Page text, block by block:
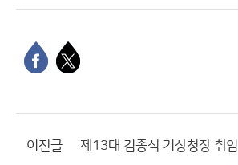
이전글 제13대 김종석 기상청장 취임